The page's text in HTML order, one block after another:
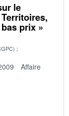
le
prix »
Affaire